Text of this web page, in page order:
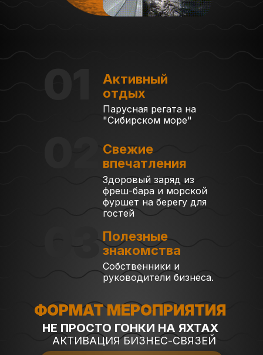
Парусная регата на
"Сибирском море"
Активный
отдых
ФОРМАТ МЕРОПРИЯТИЯ
Свежие
впечатления
Полезные
знакомства
Собственники и
руководители бизнеса.
Здоровый заряд из
фреш-бара и морской
фуршет на берегу для
гостей
НЕ ПРОСТО ГОНКИ НА ЯХТАХ
АКТИВАЦИЯ БИЗНЕС-СВЯЗЕЙ